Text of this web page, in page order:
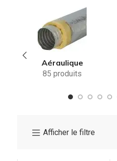
Aéraulique
85 produits
Afficher le filtre